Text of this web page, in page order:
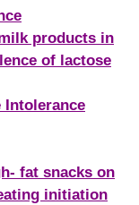
products in
of lactose
Intolerance
fat snacks on
initiation